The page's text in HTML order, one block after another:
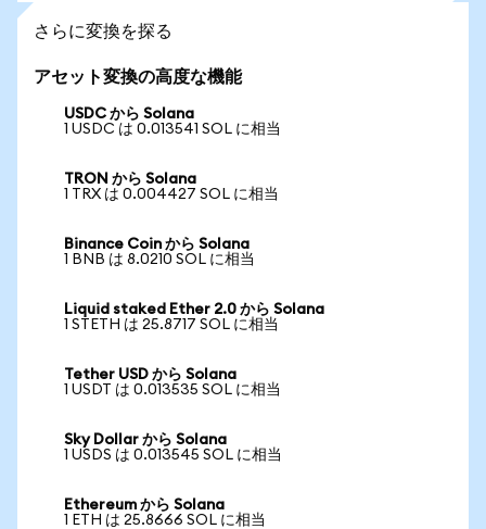
さらに変換を探る
アセット変換の高度な機能
USDC から Solana
1 USDC は 0.013541 SOL に相当
TRON から Solana
1 TRX は 0.004427 SOL に相当
Binance Coin から Solana
1 BNB は 8.0210 SOL に相当
Liquid staked Ether 2.0 から Solana
1 STETH は 25.8717 SOL に相当
Tether USD から Solana
1 USDT は 0.013535 SOL に相当
Sky Dollar から Solana
1 USDS は 0.013545 SOL に相当
Ethereum から Solana
1 ETH は 25.8666 SOL に相当